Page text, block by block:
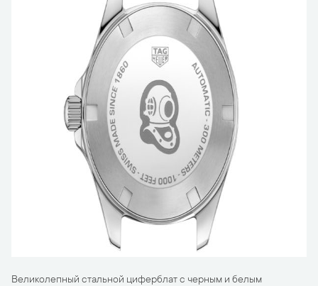
Великолепный стальной циферблат с черным и белым